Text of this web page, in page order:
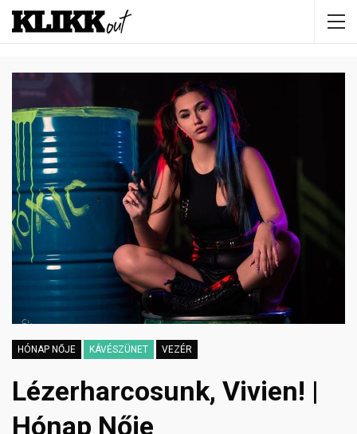
HÓNAP NŐJE KÁVÉSZÜNET VEZÉR
Lézerharcosunk, Vivien! |
Hónap Nője